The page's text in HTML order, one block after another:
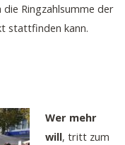
Ringzahlsumme der
stattfinden kann.
Wer mehr
will, tritt zum